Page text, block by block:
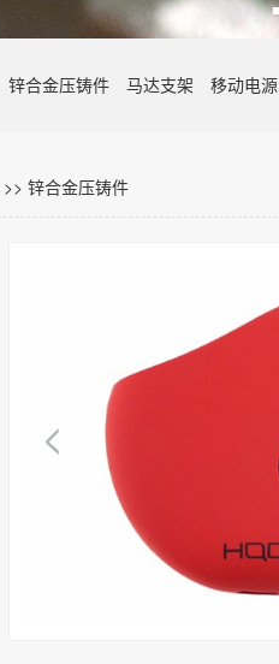
锌合金压铸件 马达支架 移动电源
>> 锌合金压铸件